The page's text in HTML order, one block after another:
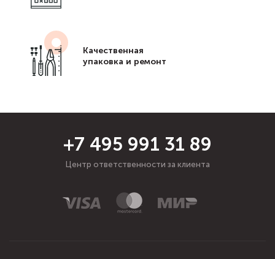
Качественная
упаковка и ремонт
+7 495 991 31 89
Центр ответственности за клиента